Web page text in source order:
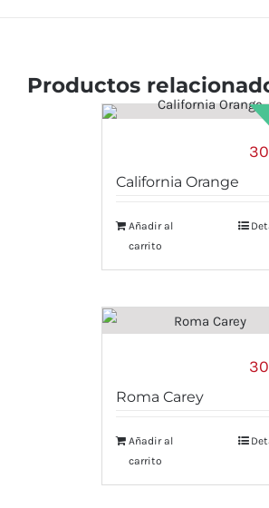
Productos
California Orange
Añadir al
carrito
Roma Carey
Añadir al
carrito